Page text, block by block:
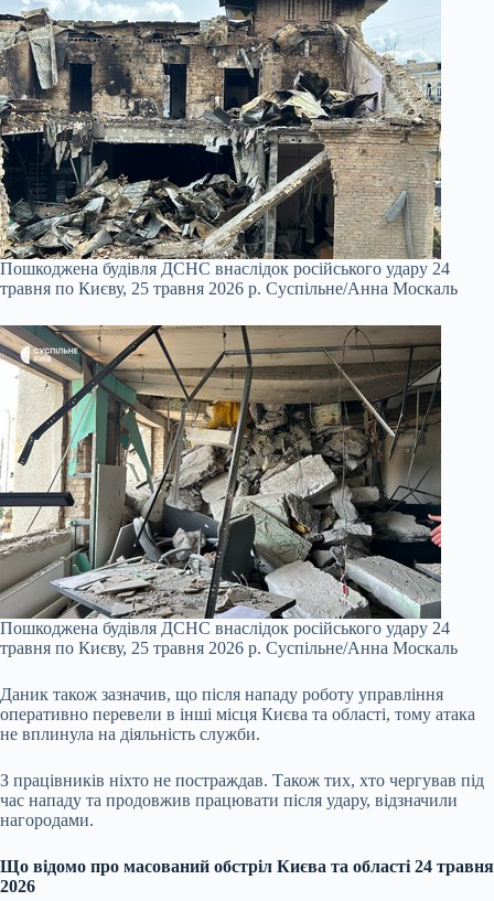
Пошкоджена будівля ДСНС внаслідок російського удару 24
травня по Києву, 25 травня 2026 р. Cуспільне/Анна Москаль
Пошкоджена будівля ДСНС внаслідок російського удару 24
травня по Києву, 25 травня 2026 р. Cуспільне/Анна Москаль
Даник також зазначив, що після нападу роботу управління
оперативно перевели в інші місця Києва та області, тому атака
не вплинула на діяльність служби.
З працівників ніхто не постраждав. Також тих, хто чергував під
час нападу та продовжив працювати після удару, відзначили
нагородами.
Що відомо про масований обстріл Києва та області 24 травня
2026